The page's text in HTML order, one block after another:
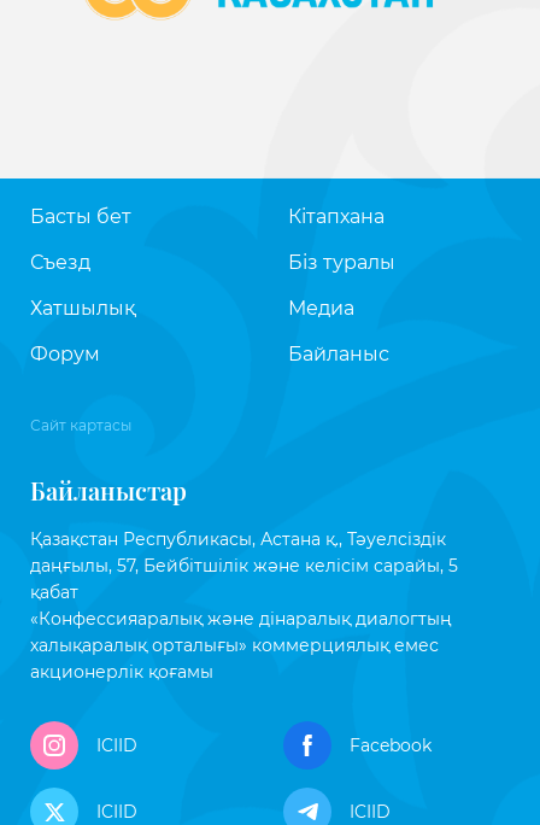
Басты бет
Съезд
Хатшылық
Форум
Кітапхана
Біз туралы
Медиа
Байланыс
Сайт картасы
Байланыстар
Қазақстан Республикасы, Астана қ., Тәуелсіздік
даңғылы, 57, Бейбітшілік және келісім сарайы, 5
қабат
«Конфессияаралық және дінаралық диалогтың
халықаралық орталығы» коммерциялық емес
акционерлік қоғамы
ICIID Facebook
ICIID ICIID